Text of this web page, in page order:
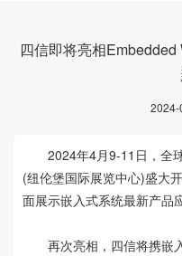
四信即将亮相
2024-
2024年4月9-11日，全球
(纽伦堡国际展览中心)盛大
面展示嵌入式系统最新产品
再次亮相，四信将携嵌